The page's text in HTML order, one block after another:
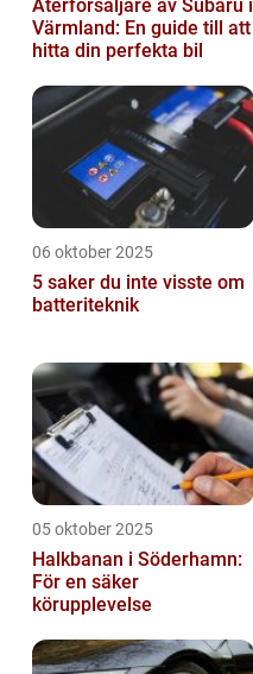
Återförsäljare av Subaru i
Värmland: En guide till att
hitta din perfekta bil
06 oktober 2025
5 saker du inte visste om
batteriteknik
05 oktober 2025
Halkbanan i Söderhamn:
För en säker
körupplevelse